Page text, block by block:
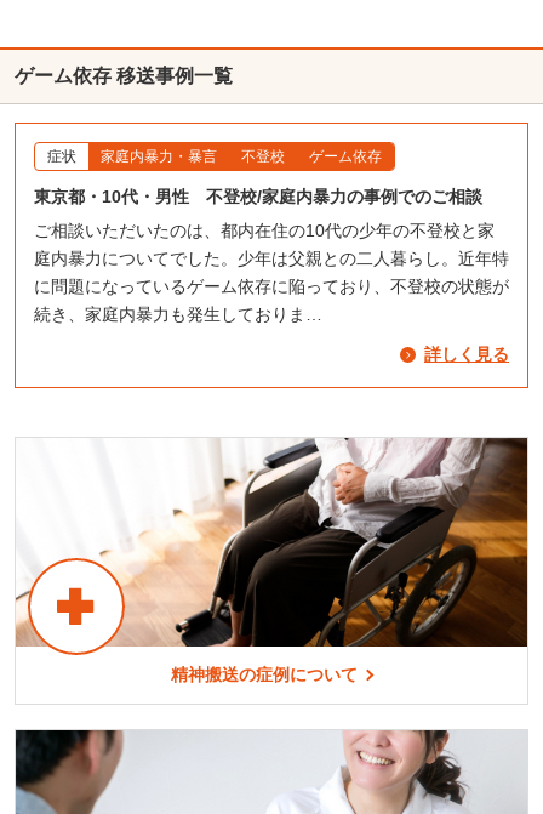
ゲーム依存 移送事例一覧
症状 家庭内暴力・暴言 不登校 ゲーム依存
東京都・10代・男性 不登校/家庭内暴力の事例でのご相談
ご相談いただいたのは、都内在住の10代の少年の不登校と家
庭内暴力についてでした。少年は父親との二人暮らし。近年特
に問題になっているゲーム依存に陥っており、不登校の状態が
続き、家庭内暴力も発生しておりま…
詳しく見る
精神搬送の症例について